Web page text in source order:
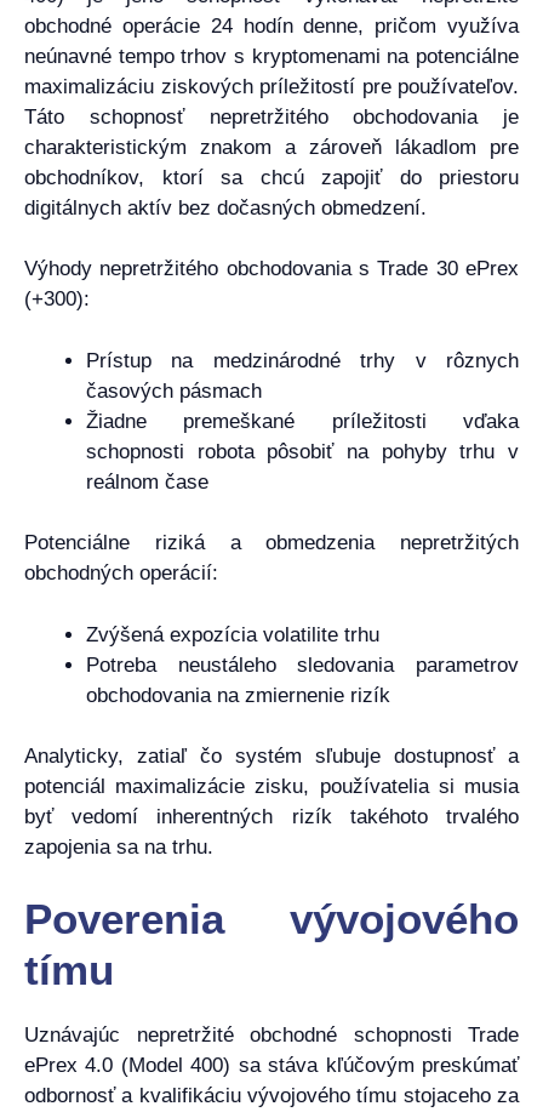
obchodné operácie 24 hodín denne, pričom využíva
neúnavné tempo trhov s kryptomenami na potenciálne
maximalizáciu ziskových príležitostí pre používateľov.
Táto schopnosť nepretržitého obchodovania je
charakteristickým znakom a zároveň lákadlom pre
obchodníkov, ktorí sa chcú zapojiť do priestoru
digitálnych aktív bez dočasných obmedzení.
Výhody nepretržitého obchodovania s Trade 30 ePrex
(+300):
Prístup na medzinárodné trhy v rôznych
časových pásmach
Žiadne premeškané príležitosti vďaka
schopnosti robota pôsobiť na pohyby trhu v
reálnom čase
Potenciálne riziká a obmedzenia nepretržitých
obchodných operácií:
Zvýšená expozícia volatilite trhu
Potreba neustáleho sledovania parametrov
obchodovania na zmiernenie rizík
Analyticky, zatiaľ čo systém sľubuje dostupnosť a
potenciál maximalizácie zisku, používatelia si musia
byť vedomí inherentných rizík takéhoto trvalého
zapojenia sa na trhu.
Poverenia vývojového
tímu
Uznávajúc nepretržité obchodné schopnosti Trade
ePrex 4.0 (Model 400) sa stáva kľúčovým preskúmať
odbornosť a kvalifikáciu vývojového tímu stojaceho za